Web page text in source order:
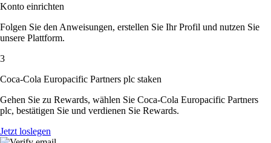
Konto einrichten
Folgen Sie den Anweisungen, erstellen Sie Ihr Profil und nutzen Sie
unsere Plattform.
3
Coca-Cola Europacific Partners plc staken
Gehen Sie zu Rewards, wählen Sie Coca-Cola Europacific Partners
plc, bestätigen Sie und verdienen Sie Rewards.
Jetzt loslegen